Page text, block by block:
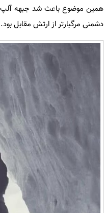
همین موضوع باعث شد جبهه آلپ
دشمنی مرگبارتر از ارتش مقابل بود.